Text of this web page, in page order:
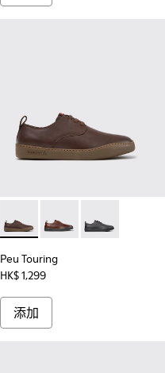
裝啡色皮革及踝靴。
050 047
GM - K300285-046
Pista GM - K300285-044
Peu Pista GM -
Peu Pista GM -
Peu Pista
Peu Touring - K100977-009
Peu Touring -Peu Touring -
Peu Touring
HK$ 1,299
添加